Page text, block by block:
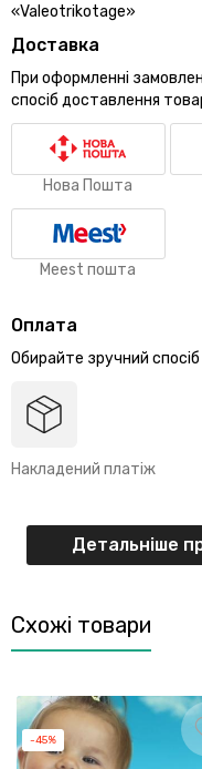
«Valeotrikotage»
Доставка
При оформленні
спосіб доставлення
Нова Пошта
Meest пошта
Оплата
Обирайте зручний
Накладений платіж
Детальніше
Схожі товари
-45%